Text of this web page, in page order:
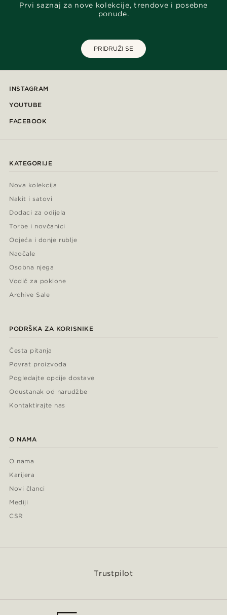
Prvi saznaj za nove kolekcije, trendove i posebne
ponude.
PRIDRUŽI SE
INSTAGRAM
YOUTUBE
FACEBOOK
KATEGORIJE
Nova kolekcija
Nakit i satovi
Dodaci za odijela
Torbe i novčanici
Odjeća i donje rublje
Naočale
Osobna njega
Vodič za poklone
Archive Sale
PODRŠKA ZA KORISNIKE
Česta pitanja
Povrat proizvoda
Pogledajte opcije dostave
Odustanak od narudžbe
Kontaktirajte nas
O NAMA
O nama
Karijera
Novi članci
Mediji
CSR
Trustpilot